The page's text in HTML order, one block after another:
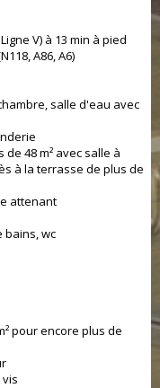
V) à 13 min à pied
A86, A6)
salle d'eau avec
48 m² avec salle à
à la terrasse de plus de
attenant
bains, wc
pour encore plus de